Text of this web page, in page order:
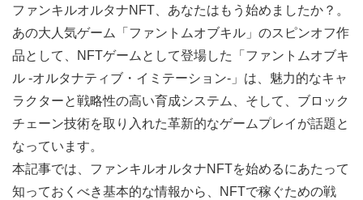
ファンキルオルタナNFT、あなたはもう始めましたか？。
あの大人気ゲーム「ファントムオブキル」のスピンオフ作
品として、NFTゲームとして登場した「ファントムオブキ
ル -オルタナティブ・イミテーション-」は、魅力的なキャ
ラクターと戦略性の高い育成システム、そして、ブロック
チェーン技術を取り入れた革新的なゲームプレイが話題と
なっています。
本記事では、ファンキルオルタナNFTを始めるにあたって
知っておくべき基本的な情報から、NFTで稼ぐための戦